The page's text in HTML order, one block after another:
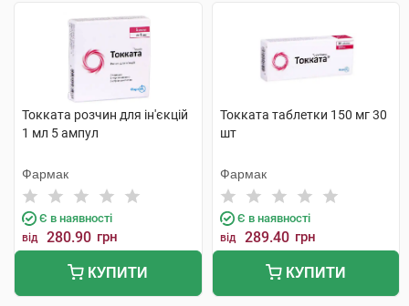
Токката розчин для ін'єкцій
1 мл 5 ампул
Фармак
Є в наявності
від 280.90 грн
КУПИТИ
Токката таблетки 150 мг 30
шт
Фармак
Є в наявності
від 289.40 грн
КУПИТИ